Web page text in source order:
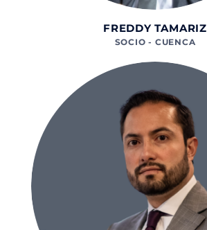
FREDDY TAMARIZ
SOCIO - CUENCA